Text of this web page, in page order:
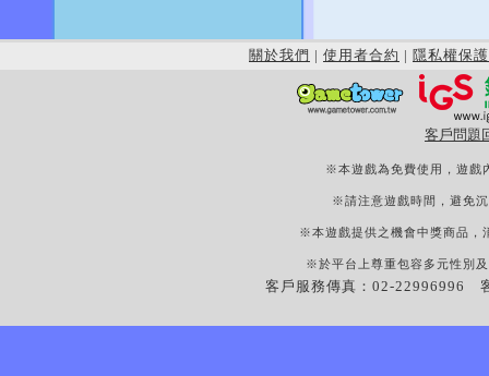
關於我們 | 使用者合約 | 隱私權保護
客戶問題
※本遊戲為免費使用，遊戲
※請注意遊戲時間，避免
※本遊戲提供之機會中獎商品，
※於平台上尊重包容多元性別
客戶服務傳真：02-22996996